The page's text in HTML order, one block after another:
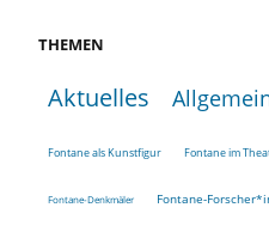
THEMEN
Aktuelles
Fontane als Kunstfigur Fontane im
Fontane-Denkmäler Fontane-